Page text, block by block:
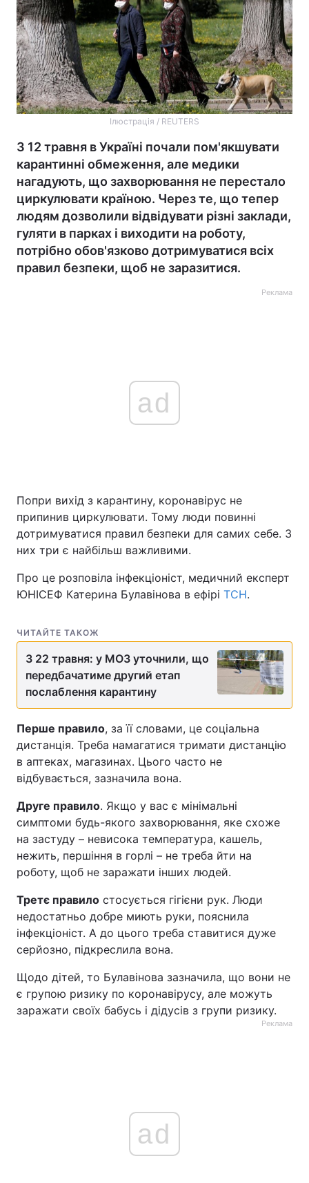
Ілюстрація / REUTERS
З 12 травня в Україні почали пом'якшувати
карантинні обмеження, але медики
нагадують, що захворювання не перестало
циркулювати країною. Через те, що тепер
людям дозволили відвідувати різні заклади,
гуляти в парках і виходити на роботу,
потрібно обов'язково дотримуватися всіх
правил безпеки, щоб не заразитися.
Реклама
ad
Попри вихід з карантину, коронавірус не
припинив циркулювати. Тому люди повинні
дотримуватися правил безпеки для самих себе. З
них три є найбільш важливими.
Про це розповіла інфекціоніст, медичний експерт
ЮНІСЕФ Катерина Булавінова в ефірі ТСН.
ЧИТАЙТЕ ТАКОЖ
З 22 травня: у МОЗ уточнили, що
передбачатиме другий етап
послаблення карантину
Перше правило, за її словами, це соціальна
дистанція. Треба намагатися тримати дистанцію
в аптеках, магазинах. Цього часто не
відбувається, зазначила вона.
Друге правило. Якщо у вас є мінімальні
симптоми будь-якого захворювання, яке схоже
на застуду – невисока температура, кашель,
нежить, першіння в горлі – не треба йти на
роботу, щоб не заражати інших людей.
Третє правило стосується гігієни рук. Люди
недостатньо добре миють руки, пояснила
інфекціоніст. А до цього треба ставитися дуже
серйозно, підкреслила вона.
Щодо дітей, то Булавінова зазначила, що вони не
є групою ризику по коронавірусу, але можуть
заражати своїх бабусь і дідусів з групи ризику.
Реклама
ad